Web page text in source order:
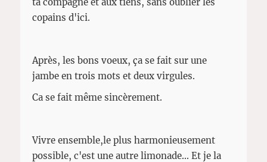
copains d'ici.
Après, les bons voeux, ça se fait sur une
jambe en trois mots et deux virgules.
Ca se fait même sincèrement.
Vivre ensemble,le plus harmonieusement
possible, c'est une autre limonade... Et je la